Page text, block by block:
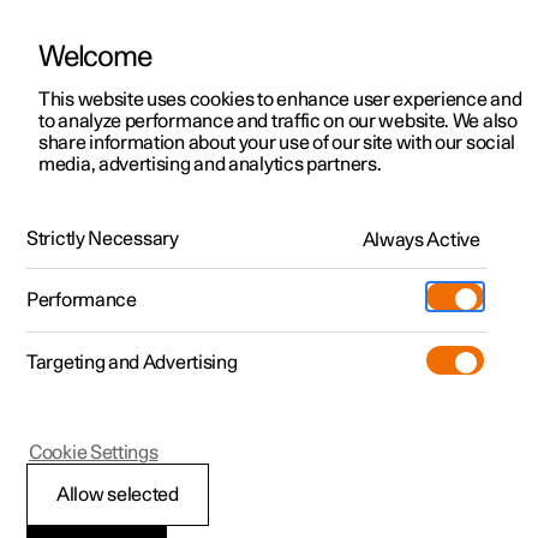
Polestar 2
Polestar 3
Polestar 4
Polestar 5
Pre-owned
Shop
Ontdek Polestar 2
Testrit
Ontdek Polestar 3
Testrit
Polestar 4 coupé
Ontdek Polestar 4
Configureer
Bekijk onze stockwagens
Over pre-owned
Aanbiedingen voor particulieren
Aanbiedingen voor
professionelen
Bekijk onze stockwagens
Configureer
Pre-owned
Extras
Additionals
(Opent in een nieuw venster)
Ontmoet ons
Service
Opladen
Nu met 800 V technologie.
Beschikbaar voor professionelen vanaf €58.490 (excl. btw).²
Ontdek
Welcome
This website uses cookies to enhance user experience and
to analyze performance and traffic on our website. We also
share information about your use of our site with our social
media, advertising and analytics partners.
Strictly Necessary Always Active
Performance
Targeting and Advertising
Allow selected
Cookie Settings